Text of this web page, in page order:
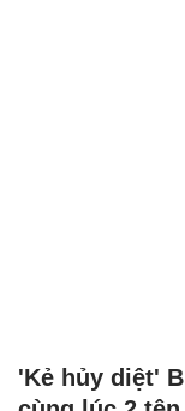
'Kẻ hủy diệt'